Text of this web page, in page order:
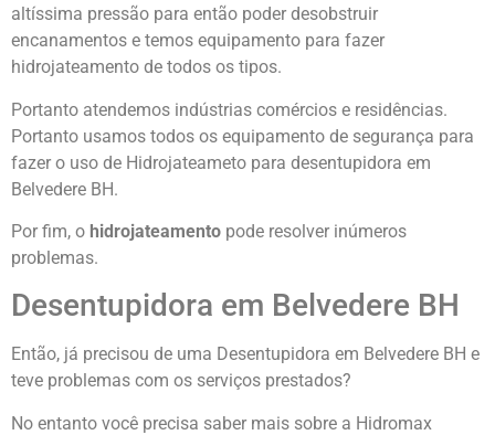
altíssima pressão para então poder desobstruir
encanamentos e temos equipamento para fazer
hidrojateamento de todos os tipos.
Portanto atendemos indústrias comércios e residências.
Portanto usamos todos os equipamento de segurança para
fazer o uso de Hidrojateameto para desentupidora em
Belvedere BH.
Por fim, o hidrojateamento pode resolver inúmeros
problemas.
Desentupidora em Belvedere BH
Então, já precisou de uma Desentupidora em Belvedere BH e
teve problemas com os serviços prestados?
No entanto você precisa saber mais sobre a Hidromax